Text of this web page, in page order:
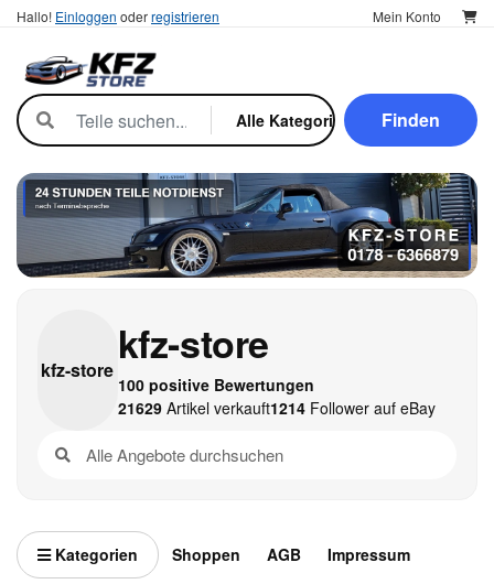
Hallo! Einloggen oderregistrieren Mein Konto
Finden
kfz-store
kfz-store
100 positive Bewertungen
21629Artikel verkauft1214Follower auf eBay
Kategorien Shoppen AGB Impressum